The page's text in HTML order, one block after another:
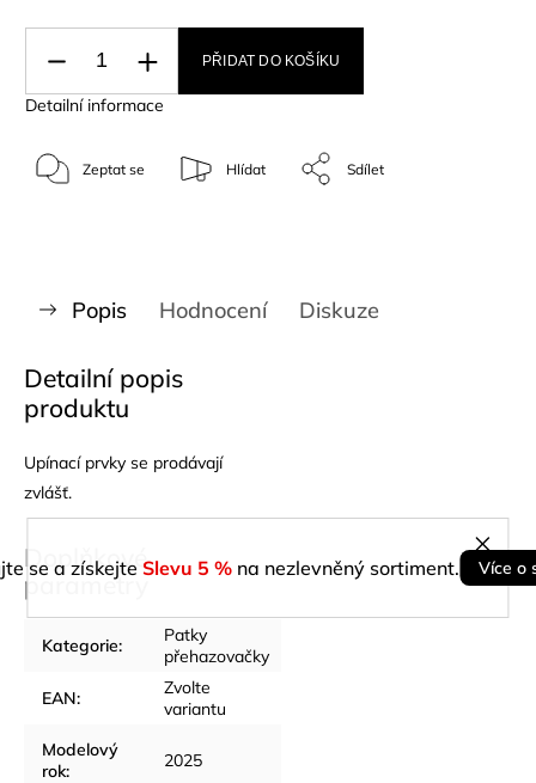
se a získejte Slevu 5 % na nezlevněný sortiment. Více o
PŘIDAT DO KOŠÍKU
Detailní informace
Zeptat se Hlídat Sdílet
Popis Hodnocení Diskuze
Detailní popis
produktu
Upínací prvky se prodávají
zvlášť.
Doplňkové
parametry
Kategorie:
Patky
přehazovačky
EAN:
Zvolte
variantu
Modelový
rok: 2025